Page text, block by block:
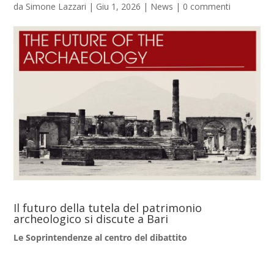
da Simone Lazzari | Giu 1, 2026 | News | 0 commenti
Il futuro della tutela del patrimonio
archeologico si discute a Bari
Le Soprintendenze al centro del dibattito